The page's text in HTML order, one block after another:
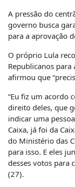
A pressão do
governo busca
para a aprovação
O próprio Lula
Republicanos para
afirmou que
“Eu fiz um acordo
direito deles, que
indicar uma
Caixa, já foi da
do Ministério das
para isso. E eles
desses votos para
(27).